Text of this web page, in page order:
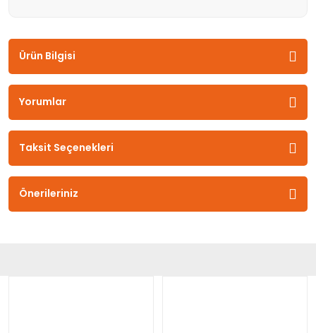
Ürün Bilgisi
Yorumlar
Taksit Seçenekleri
Önerileriniz